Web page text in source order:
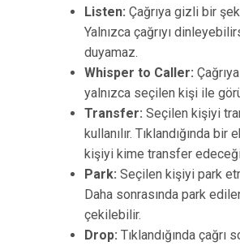
Listen: Çağrıya gizli bir
Yalnızca çağrıyı
duyamaz.
Whisper to Caller:
yalnızca seçilen kişi ile
Transfer: Seçilen kişiyi
kullanılır. Tıklandığında bir
kişiyi kime transfer
Park: Seçilen kişiyi park
Daha sonrasında park
çekilebilir.
Drop: Tıklandığında çağrı